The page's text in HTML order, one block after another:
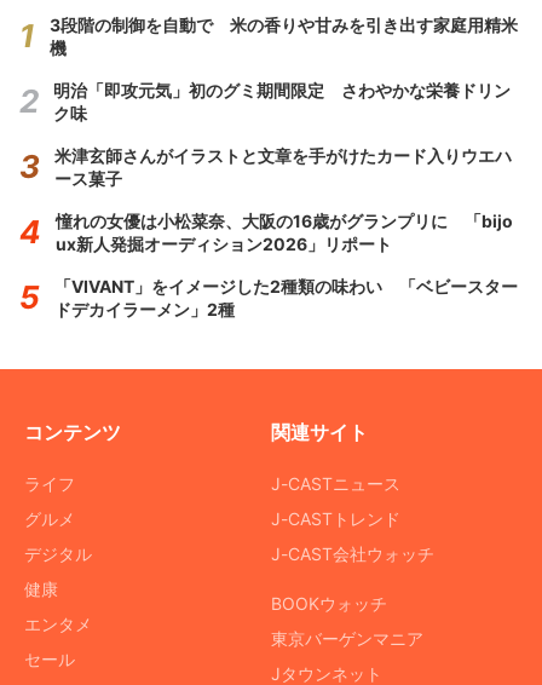
3段階の制御を自動で 米の香りや甘みを引き出す家庭用精米
機
明治「即攻元気」初のグミ期間限定 さわやかな栄養ドリン
ク味
米津玄師さんがイラストと文章を手がけたカード入りウエハ
ース菓子
憧れの女優は小松菜奈、大阪の16歳がグランプリに 「bijo
ux新人発掘オーディション2026」リポート
「VIVANT」をイメージした2種類の味わい 「ベビースター
ドデカイラーメン」2種
コンテンツ
ライフ
グルメ
デジタル
健康
エンタメ
セール
関連サイト
J-CASTニュース
J-CASTトレンド
J-CAST会社ウォッチ
BOOKウォッチ
東京バーゲンマニア
Jタウンネット